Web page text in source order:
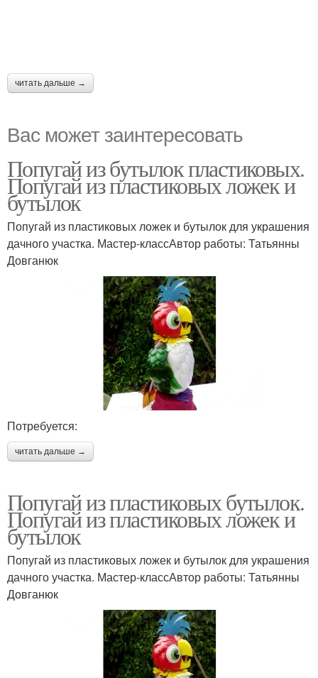
читать дальше →
Вас может заинтересовать
Попугай из бутылок пластиковых.
Попугай из пластиковых ложек и
бутылок
Попугай из пластиковых ложек и бутылок для украшения
дачного участка. Мастер-классАвтор работы: Татьянны
Довганюк
Потребуется:
читать дальше →
Попугай из пластиковых бутылок.
Попугай из пластиковых ложек и
бутылок
Попугай из пластиковых ложек и бутылок для украшения
дачного участка. Мастер-классАвтор работы: Татьянны
Довганюк